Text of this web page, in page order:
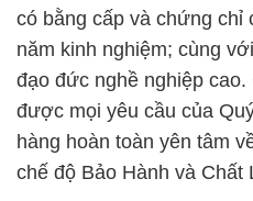
có bằng cấp và chứng chỉ
năm kinh nghiệm; cùng
đạo đức nghề nghiệp
được mọi yêu cầu của
hàng hoàn toàn yên tâm
chế độ Bảo Hành và